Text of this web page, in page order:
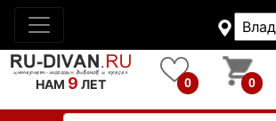
НАМ 9 ЛЕТ 0 0